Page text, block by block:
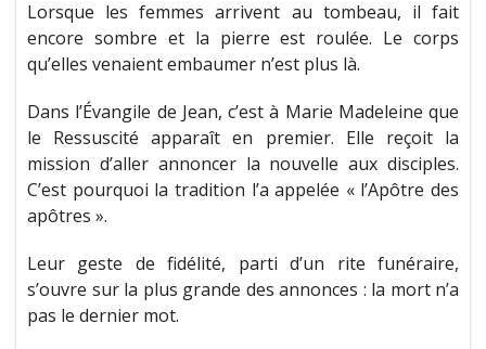
Lorsque les femmes arrivent au tombeau, il fait
encore sombre et la pierre est roulée. Le corps
qu’elles venaient embaumer n’est plus là.
Dans l’Évangile de Jean, c’est à Marie Madeleine que
le Ressuscité apparaît en premier. Elle reçoit la
mission d’aller annoncer la nouvelle aux disciples.
C’est pourquoi la tradition l’a appelée « l’Apôtre des
apôtres ».
Leur geste de fidélité, parti d’un rite funéraire,
s’ouvre sur la plus grande des annonces : la mort n’a
pas le dernier mot.